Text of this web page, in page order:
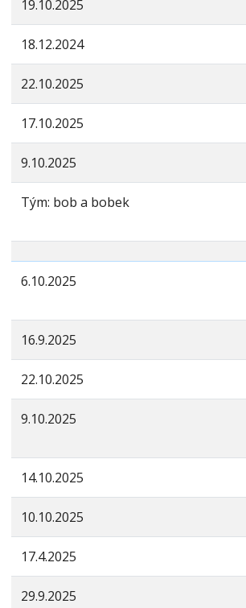
19.10.2025
18.12.2024
22.10.2025
17.10.2025
9.10.2025
Tým: bob a bobek
6.10.2025
16.9.2025
22.10.2025
9.10.2025
14.10.2025
10.10.2025
17.4.2025
29.9.2025